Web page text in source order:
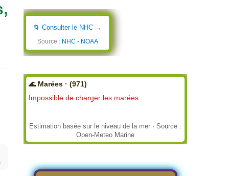
🌀 Consulter le NHC →
Source : NHC - NOAA
🌊 Marées · (971)
Impossible de charger les marées.
Estimation basée sur le niveau de la mer · Source :
Open-Meteo Marine